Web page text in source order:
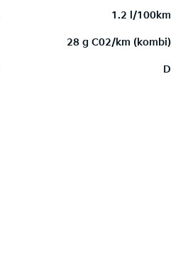
1.2 l/100km
28 g C02/km (kombi)
D